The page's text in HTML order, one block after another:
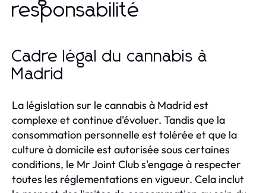
responsabilité
Cadre légal du cannabis à
Madrid
La législation sur le cannabis à Madrid est
complexe et continue d'évoluer. Tandis que la
consommation personnelle est tolérée et que la
culture à domicile est autorisée sous certaines
conditions, le Mr Joint Club s'engage à respecter
toutes les réglementations en vigueur. Cela inclut